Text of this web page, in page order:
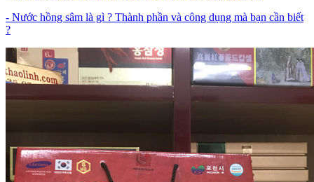
- Nước hồng sâm là gì ? Thành phần và công dụng mà bạn cần biết
?